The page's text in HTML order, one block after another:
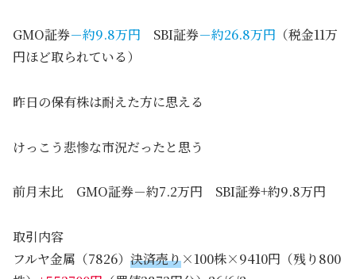
GMO証券－約9.8万円 SBI証券－約26.8万円 （税金11万
円ほど取られている）
昨日の保有株は耐えた方に思える
けっこう悲惨な市況だったと思う
前月末比 GMO証券－約7.2万円 SBI証券+約9.8万円
取引内容
フルヤ金属（7826） 決済売り×100株×9410円（残り800